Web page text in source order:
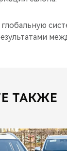
ТАКЖЕ